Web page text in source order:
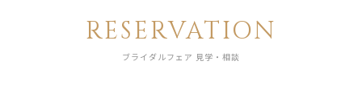
RESERVATION
ブライダルフェア 見学・相談